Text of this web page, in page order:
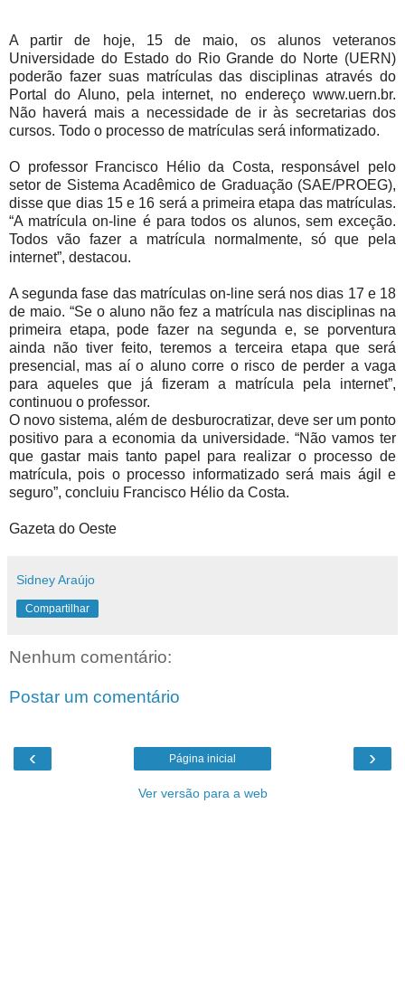
A partir de hoje, 15 de maio, os alunos veteranos
Universidade do Estado do Rio Grande do Norte (UERN)
poderão fazer suas matrículas das disciplinas através do
Portal do Aluno, pela internet, no endereço www.uern.br.
Não haverá mais a necessidade de ir às secretarias dos
cursos. Todo o processo de matrículas será informatizado.
O professor Francisco Hélio da Costa, responsável pelo
setor de Sistema Acadêmico de Graduação (SAE/PROEG),
disse que dias 15 e 16 será a primeira etapa das matrículas.
“A matrícula on-line é para todos os alunos, sem exceção.
Todos vão fazer a matrícula normalmente, só que pela
internet”, destacou.
A segunda fase das matrículas on-line será nos dias 17 e 18
de maio. “Se o aluno não fez a matrícula nas disciplinas na
primeira etapa, pode fazer na segunda e, se porventura
ainda não tiver feito, teremos a terceira etapa que será
presencial, mas aí o aluno corre o risco de perder a vaga
para aqueles que já fizeram a matrícula pela internet”,
continuou o professor.
O novo sistema, além de desburocratizar, deve ser um ponto
positivo para a economia da universidade. “Não vamos ter
que gastar mais tanto papel para realizar o processo de
matrícula, pois o processo informatizado será mais ágil e
seguro”, concluiu Francisco Hélio da Costa.
Gazeta do Oeste
Sidney Araújo
Compartilhar
Nenhum comentário:
Postar um comentário
‹ ›
Página inicial
Ver versão para a web